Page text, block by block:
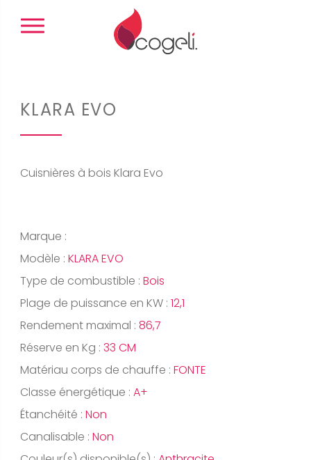
Panneau de gestion des cookies
KLARA EVO
Cuisnières à bois Klara Evo
Marque :
Modèle : KLARA EVO
Type de combustible : Bois
Plage de puissance en KW : 12,1
Rendement maximal : 86,7
Réserve en Kg : 33 CM
Matériau corps de chauffe : FONTE
Classe énergétique : A+
Étanchéité : Non
Canalisable : Non